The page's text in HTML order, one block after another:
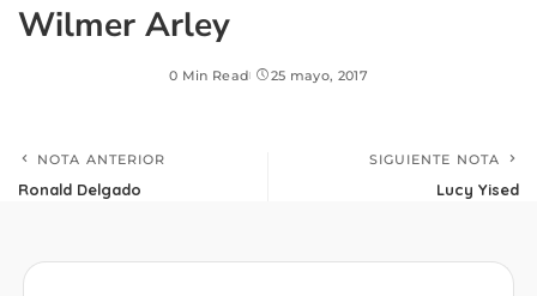
Wilmer Arley
0 Min Read 25 mayo, 2017
NOTA ANTERIOR
Ronald Delgado
SIGUIENTE NOTA
Lucy Yised